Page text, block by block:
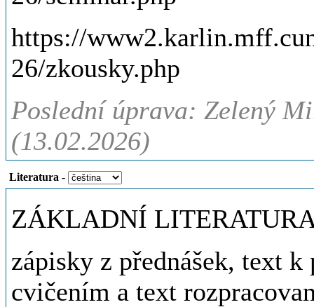
https://
26/zkousky.php
Poslední úprava: Zelený
(13.02.2026)
Literatura -
ZÁKLADNÍ
zápisky z přednášek, text k
cvičením a text